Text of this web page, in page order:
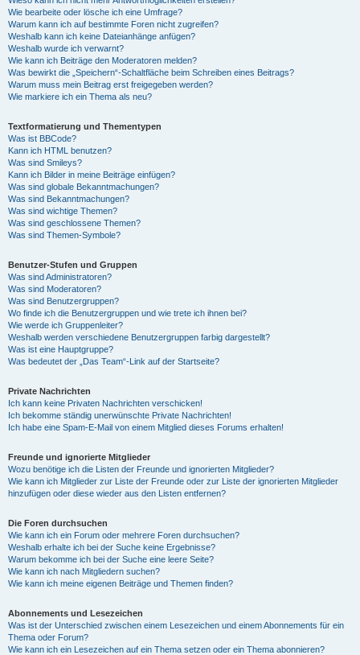
Wie bearbeite oder lösche ich eine Umfrage?
Warum kann ich auf bestimmte Foren nicht zugreifen?
Weshalb kann ich keine Dateianhänge anfügen?
Weshalb wurde ich verwarnt?
Wie kann ich Beiträge den Moderatoren melden?
Was bewirkt die „Speichern“-Schaltfläche beim Schreiben eines Beitrags?
Warum muss mein Beitrag erst freigegeben werden?
Wie markiere ich ein Thema als neu?
Textformatierung und Thementypen
Was ist BBCode?
Kann ich HTML benutzen?
Was sind Smileys?
Kann ich Bilder in meine Beiträge einfügen?
Was sind globale Bekanntmachungen?
Was sind Bekanntmachungen?
Was sind wichtige Themen?
Was sind geschlossene Themen?
Was sind Themen-Symbole?
Benutzer-Stufen und Gruppen
Was sind Administratoren?
Was sind Moderatoren?
Was sind Benutzergruppen?
Wo finde ich die Benutzergruppen und wie trete ich ihnen bei?
Wie werde ich Gruppenleiter?
Weshalb werden verschiedene Benutzergruppen farbig dargestellt?
Was ist eine Hauptgruppe?
Was bedeutet der „Das Team“-Link auf der Startseite?
Private Nachrichten
Ich kann keine Privaten Nachrichten verschicken!
Ich bekomme ständig unerwünschte Private Nachrichten!
Ich habe eine Spam-E-Mail von einem Mitglied dieses Forums erhalten!
Freunde und ignorierte Mitglieder
Wozu benötige ich die Listen der Freunde und ignorierten Mitglieder?
Wie kann ich Mitglieder zur Liste der Freunde oder zur Liste der ignorierten Mitglieder
hinzufügen oder diese wieder aus den Listen entfernen?
Die Foren durchsuchen
Wie kann ich ein Forum oder mehrere Foren durchsuchen?
Weshalb erhalte ich bei der Suche keine Ergebnisse?
Warum bekomme ich bei der Suche eine leere Seite?
Wie kann ich nach Mitgliedern suchen?
Wie kann ich meine eigenen Beiträge und Themen finden?
Abonnements und Lesezeichen
Was ist der Unterschied zwischen einem Lesezeichen und einem Abonnements für ein
Thema oder Forum?
Wie kann ich ein Lesezeichen auf ein Thema setzen oder ein Thema abonnieren?